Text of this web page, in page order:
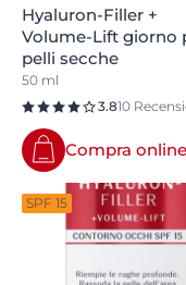
giovane.
*Studi in vitro
Hyaluron-Filler +
Volume-Lift giorno
pelli secche
50 ml
3.810
Compra online
SPF 15